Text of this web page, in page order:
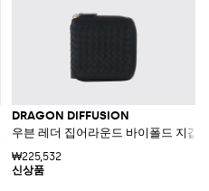
DRAGON DIFFUSION
우븐 레더 집어라운드 바이폴드 지갑
₩225,532